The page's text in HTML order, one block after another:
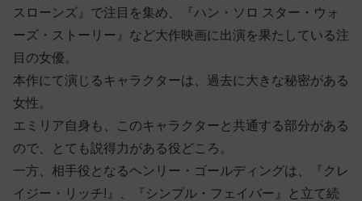
スローンズ』で注目を集め、『ハン・ソロ スター・ウォ
ーズ・ストーリー』など大作映画に出演を果たしている注
目の女優。
本作にて演じるキャラクターは、過去に大きな秘密がある
女性。
エミリア自身も、このキャラクターと共通する部分がある
ので、とても説得力がある役どころ。
一方、相手役となるヘンリー・ゴールディングは、『クレ
イジー・リッチ!』、『シンプル・フェイバー』と立て続